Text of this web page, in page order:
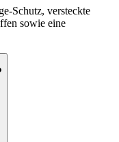
Schutz, versteckte
sowie eine